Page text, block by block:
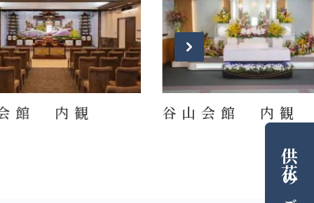
供花
の
館 内観 谷山会館 内観